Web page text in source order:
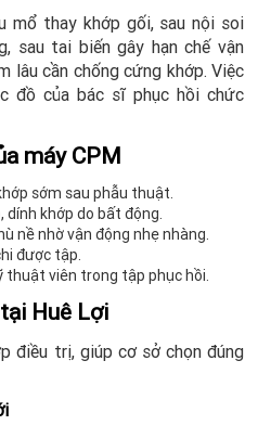
mổ thay khớp gối, sau nội soi
sau tai biến gây hạn chế vận
lâu cần chống cứng khớp. Việc
đồ của bác sĩ phục hồi chức
máy CPM
sớm sau phẫu thuật.
dính khớp do bất động.
nề nhờ vận động nhẹ nhàng.
được tập.
thuật viên trong tập phục hồi.
Huê Lợi
điều trị, giúp cơ sở chọn đúng